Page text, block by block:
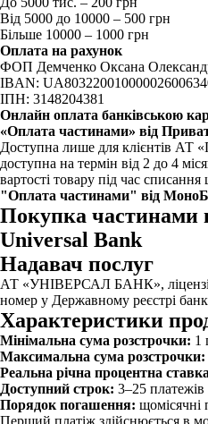
Від 5000 до 10000 – 500 грн
Більше 10000 – 1000 грн
Оплата на рахунок
ФОП Демченко Оксана
IBAN:
ІПН: 3148204381
Онлайн оплата банківською
«Оплата частинами» від
Доступна лише для клієнтів АТ
доступна на термін від 2 до 4
вартості товару під час
"Оплата частинами" від
Покупка частинами
Universal Bank
Надавач послуг
АТ «УНІВЕРСАЛ БАНК»,
номер у Державному реєстрі
Характеристики
Мінімальна сума розстрочки: 1
Максимальна сума розстрочки:
Реальна річна процентна
Доступний строк: 3–25 платежів
Порядок погашення: щомісячні
Перший платіж здійснюється в